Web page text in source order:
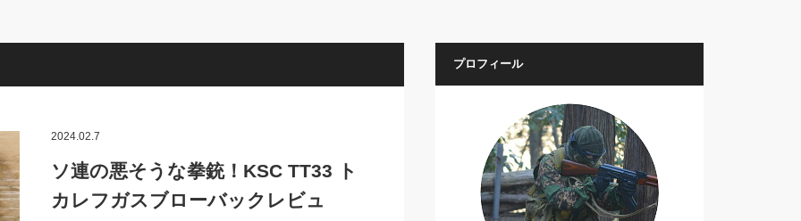
2024.02.7
ソ連の悪そうな拳銃！KSC TT33 ト
カレフガスブローバックレビュ
プロフィール